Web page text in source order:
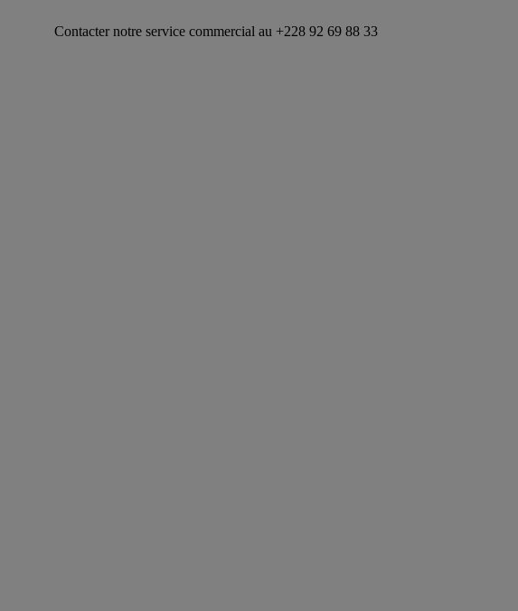
Contacter notre service commercial au +228 92 69 88 33